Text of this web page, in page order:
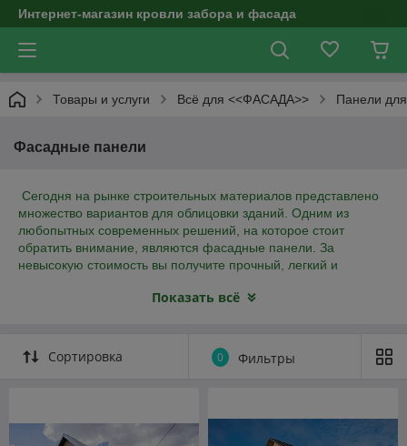
Интернет-магазин кровли забора и фасада
Товары и услуги Всё для <<ФАСАДА>> Панели
Фасадные панели
Сегодня на рынке строительных материалов представлено
множество вариантов для облицовки зданий. Одним из
любопытных современных решений, на которое стоит
обратить внимание, являются фасадные панели. За
невысокую стоимость вы получите прочный, легкий и
от грызунов, насекомых, а также от появления грибков и
преимущественно состоят из ПВХ. Особенностью фасадных
панелей Ю-Пласт является их двухслойность, которая
внешнего вида панелей: материал имитируют фактуры таких
натуральных материалов, как камень и дерево. Благодаря
Показать всё
Сортировка 0 Фильтры